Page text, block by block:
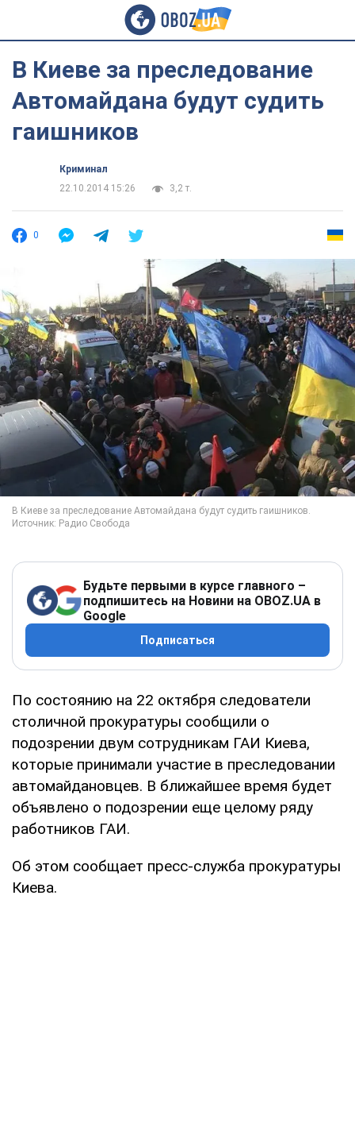
В Киеве за преследование
Автомайдана будут судить
гаишников
Криминал
22.10.2014 15:26
3,2 т.
0
Будьте первыми в курсе главного –
подпишитесь на Новини на OBOZ.UA в
Google
Подписаться
По состоянию на 22 октября следователи
столичной прокуратуры сообщили о
подозрении двум сотрудникам ГАИ Киева,
которые принимали участие в преследовании
автомайдановцев. В ближайшее время будет
объявлено о подозрении еще целому ряду
работников ГАИ.
Об этом сообщает пресс-служба прокуратуры
Киева.